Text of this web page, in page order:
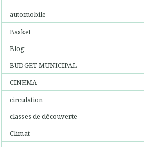
automobile
Basket
Blog
BUDGET MUNICIPAL
CINEMA
circulation
classes de découverte
Climat